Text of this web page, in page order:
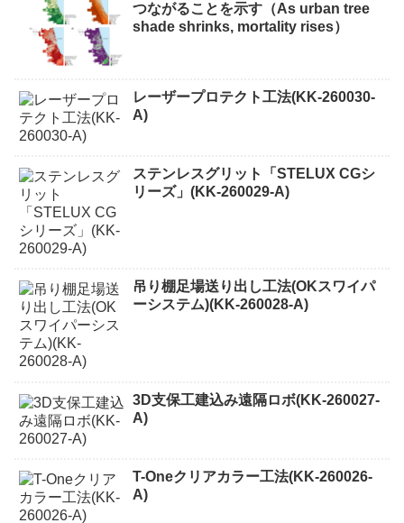
つながることを示す（As urban tree
shade shrinks, mortality rises）
レーザープロテクト⼯法(KK-260030-
A)
ステンレスグリット「STELUX CGシ
リーズ」(KK-260029-A)
吊り棚足場送り出し工法(OKスワイパ
ーシステム)(KK-260028-A)
3D支保工建込み遠隔ロボ(KK-260027-
A)
T-Oneクリアカラー工法(KK-260026-
A)